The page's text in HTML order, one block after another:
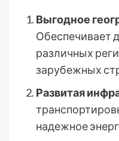
Выгодное
Обеспечивает
различных
зарубежных
Развитая
надежное